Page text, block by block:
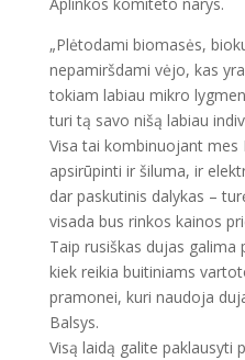
„Plėtodami biomasės,
nepamiršdami vėjo, kas
tokiam labiau mikro
turi tą savo nišą labiau
Visa tai kombinuojant mes
apsirūpinti ir šiluma, ir
dar paskutinis dalykas –
visada bus rinkos kainos
Taip rusiškas dujas
kiek reikia buitiniams
pramonei, kuri naudoja
Balsys.
Visą laidą galite paklausyti